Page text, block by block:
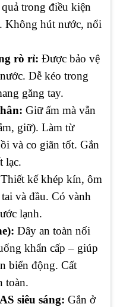
trong điều kiện
Không hút nước, nổi
rò rỉ: Được bảo vệ
Dễ kéo trong
găng tay.
Giữ ấm mà vẫn
giữ). Làm từ
và co giãn tốt. Gắn
lạc.
Thiết kế khép kín, ôm
và đầu. Có vành
lạnh.
Dây an toàn nối
khẩn cấp – giúp
biển động. Cất
toàn.
siêu sáng: Gắn ở